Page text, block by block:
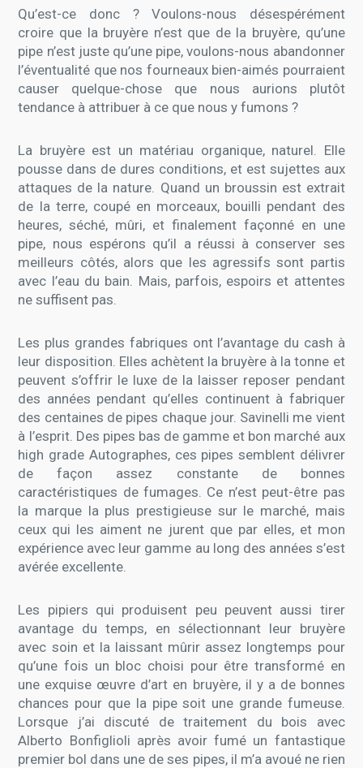
Qu’est-ce donc ? Voulons-nous désespérément
croire que la bruyère n’est que de la bruyère, qu’une
pipe n’est juste qu’une pipe, voulons-nous abandonner
l’éventualité que nos fourneaux bien-aimés pourraient
causer quelque-chose que nous aurions plutôt
tendance à attribuer à ce que nous y fumons ?
La bruyère est un matériau organique, naturel. Elle
pousse dans de dures conditions, et est sujettes aux
attaques de la nature. Quand un broussin est extrait
de la terre, coupé en morceaux, bouilli pendant des
heures, séché, mûri, et finalement façonné en une
pipe, nous espérons qu’il a réussi à conserver ses
meilleurs côtés, alors que les agressifs sont partis
avec l’eau du bain. Mais, parfois, espoirs et attentes
ne suffisent pas.
Les plus grandes fabriques ont l’avantage du cash à
leur disposition. Elles achètent la bruyère à la tonne et
peuvent s’offrir le luxe de la laisser reposer pendant
des années pendant qu’elles continuent à fabriquer
des centaines de pipes chaque jour. Savinelli me vient
à l’esprit. Des pipes bas de gamme et bon marché aux
high grade Autographes, ces pipes semblent délivrer
de façon assez constante de bonnes
caractéristiques de fumages. Ce n’est peut-être pas
la marque la plus prestigieuse sur le marché, mais
ceux qui les aiment ne jurent que par elles, et mon
expérience avec leur gamme au long des années s’est
avérée excellente.
Les pipiers qui produisent peu peuvent aussi tirer
avantage du temps, en sélectionnant leur bruyère
avec soin et la laissant mûrir assez longtemps pour
qu’une fois un bloc choisi pour être transformé en
une exquise œuvre d’art en bruyère, il y a de bonnes
chances pour que la pipe soit une grande fumeuse.
Lorsque j’ai discuté de traitement du bois avec
Alberto Bonfiglioli après avoir fumé un fantastique
premier bol dans une de ses pipes, il m’a avoué ne rien